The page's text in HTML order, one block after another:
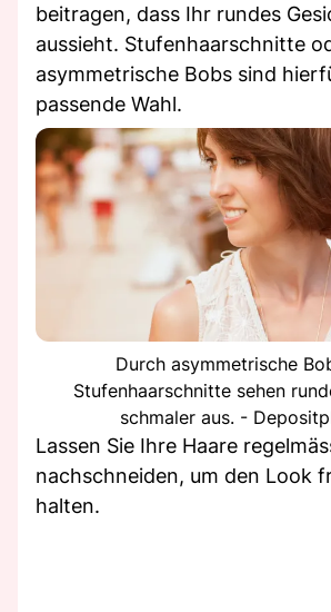
beitragen, dass Ihr rundes
aussieht. Stufenhaarschnitte
asymmetrische Bobs sind
passende Wahl.
Durch asymmetrische
Stufenhaarschnitte sehen
schmaler aus. -
Lassen Sie Ihre Haare
nachschneiden, um den Look
halten.